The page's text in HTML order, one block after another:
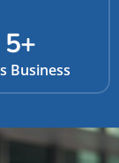
Business
5+